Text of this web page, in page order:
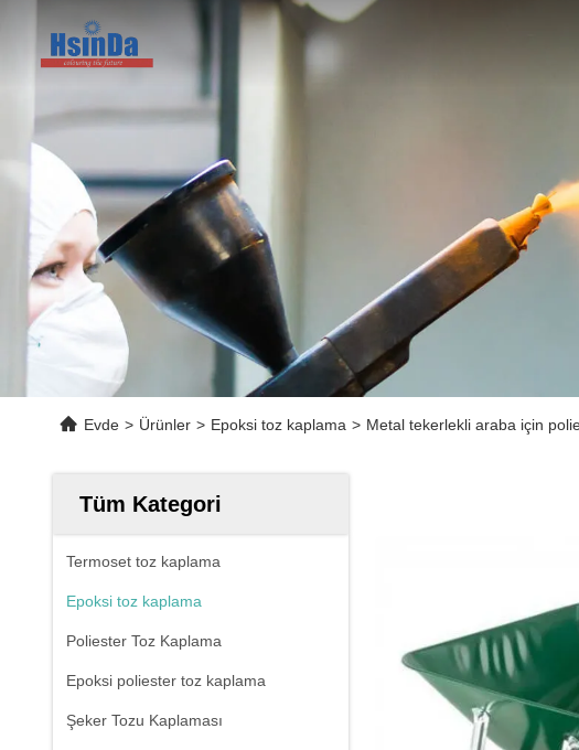
Evde > Ürünler > Epoksi toz kaplama > Metal tekerlekli araba için
Tüm Kategori
Termoset toz kaplama
Epoksi toz kaplama
Poliester Toz Kaplama
Epoksi poliester toz kaplama
Şeker Tozu Kaplaması